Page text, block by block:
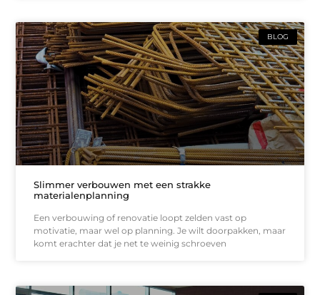
BLOG
Slimmer verbouwen met een strakke
materialenplanning
Een verbouwing of renovatie loopt zelden vast op
motivatie, maar wel op planning. Je wilt doorpakken, maar
komt erachter dat je net te weinig schroeven